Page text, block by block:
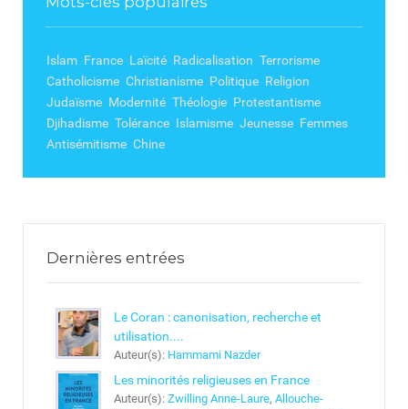
Islam France Laïcité Radicalisation Terrorisme
Catholicisme Christianisme Politique Religion
Judaïsme Modernité Théologie Protestantisme
Djihadisme Tolérance Islamisme Jeunesse Femmes
Antisémitisme Chine
Dernières entrées
Le Coran : canonisation, recherche et
utilisation....
Auteur(s): Hammami Nazder
Les minorités religieuses en France
Auteur(s):Zwilling Anne-Laure,Allouche-